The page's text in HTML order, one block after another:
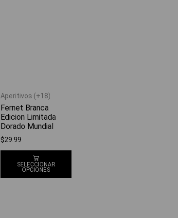
Aperitivos (+18)
Fernet Branca
Edicion Limitada
Dorado Mundial
$29.99
SELECCIONAR
OPCIONES